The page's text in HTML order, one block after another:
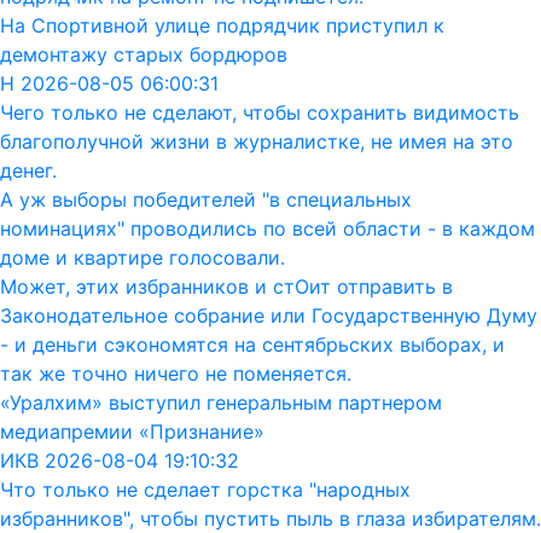
На Спортивной улице подрядчик приступил к
демонтажу старых бордюров
Н 2026-08-05 06:00:31
Чего только не сделают, чтобы сохранить видимость
благополучной жизни в журналистке, не имея на это
денег.
А уж выборы победителей "в специальных
номинациях" проводились по всей области - в каждом
доме и квартире голосовали.
Может, этих избранников и стОит отправить в
Законодательное собрание или Государственную Думу
- и деньги сэкономятся на сентябрьских выборах, и
так же точно ничего не поменяется.
«Уралхим» выступил генеральным партнером
медиапремии «Признание»
ИКВ 2026-08-04 19:10:32
Что только не сделает горстка "народных
избранников", чтобы пустить пыль в глаза избирателям.